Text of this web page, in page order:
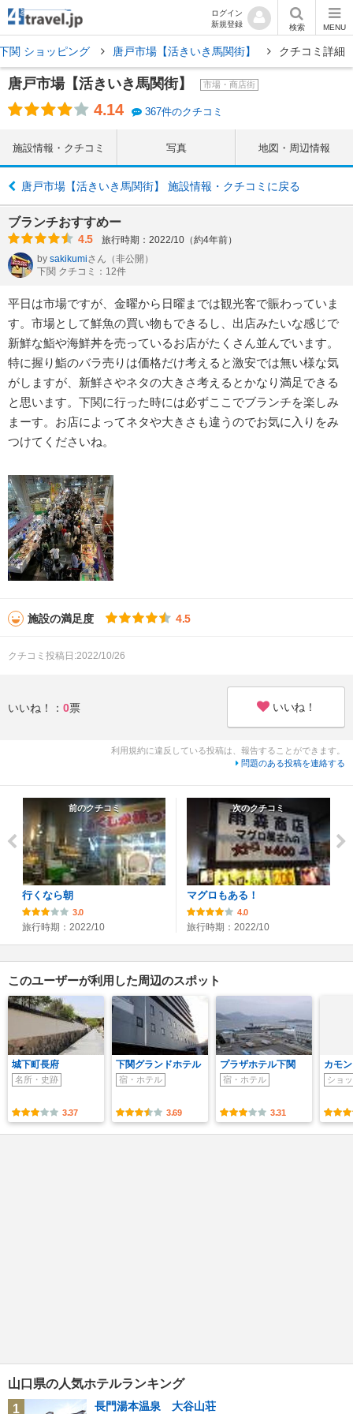
ログイン
新規登録
検索 MENU
関 ショッピング 唐戸市場【活きいき馬関街】 クチコミ詳細
唐戸市場【活きいき馬関街】 市場・商店街
4.14 367件のクチコミ
施設情報・クチコミ 写真 地図・周辺情報
唐戸市場【活きいき馬関街】 施設情報・クチコミに戻る
ブランチおすすめー
4.5
旅行時期：2022/10（約4年前）
by sakikumiさん （非公開）
下関 クチコミ：12件
平日は市場ですが、金曜から日曜までは観光客で賑わっていま
す。市場として鮮魚の買い物もできるし、出店みたいな感じで
新鮮な鮨や海鮮丼を売っているお店がたくさん並んでいます。
特に握り鮨のバラ売りは価格だけ考えると激安では無い様な気
がしますが、新鮮さやネタの大きさ考えるとかなり満足できる
と思います。下関に行った時には必ずここでブランチを楽しみ
まーす。お店によってネタや大きさも違うのでお気に入りをみ
つけてくださいね。
施設の満足度 4.5
クチコミ投稿日:2022/10/26
いいね！： 0票 いいね！
利用規約に違反している投稿は、報告することができます。
問題のある投稿を連絡する
前のクチコミ
行くなら朝
3.0
旅行時期：2022/10
次のクチコミ
マグロもある！
4.0
旅行時期：2022/10
このユーザーが利用した周辺のスポット
城下町長府
名所・史跡
3.37
下関グランドホテル
宿・ホテル
3.69
プラザホテル下関
宿・ホテル
3.31
カモ
ショ
山口県の人気ホテルランキング
1
長門湯本温泉 大谷山荘